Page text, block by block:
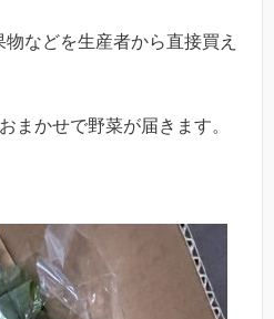
などを生産者から直接買え
まかせで野菜が届きます。